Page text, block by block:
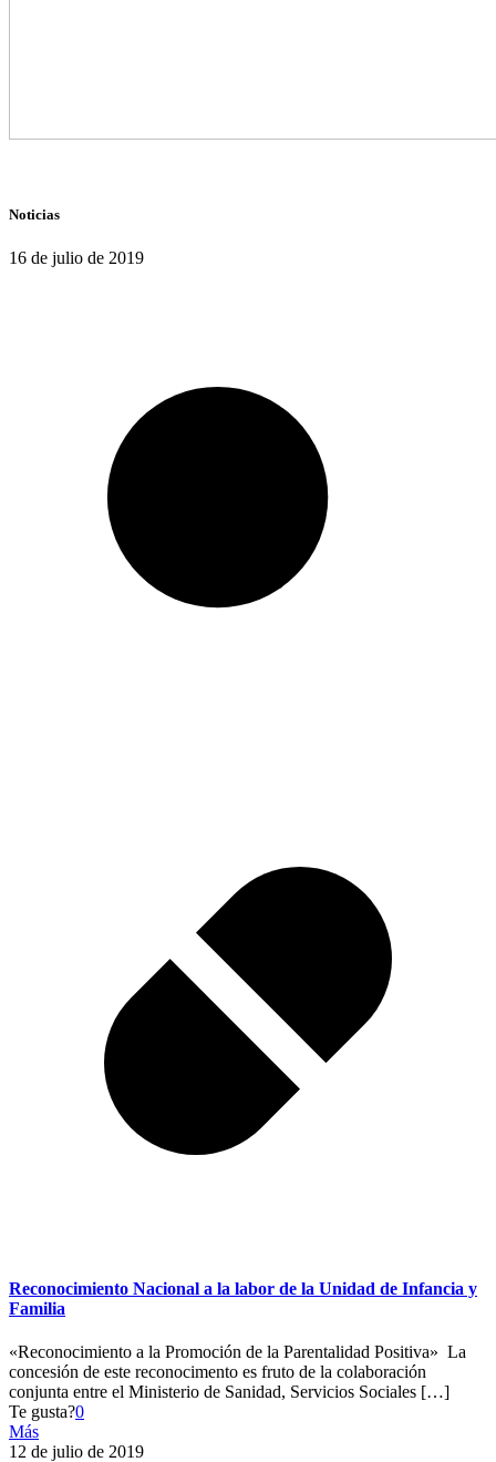
Noticias
16 de julio de 2019
Reconocimiento Nacional a la labor de la Unidad de Infancia y
Familia
«Reconocimiento a la Promoción de la Parentalidad Positiva» La
concesión de este reconocimento es fruto de la colaboración
conjunta entre el Ministerio de Sanidad, Servicios Sociales […]
Te gusta?0
Más
12 de julio de 2019